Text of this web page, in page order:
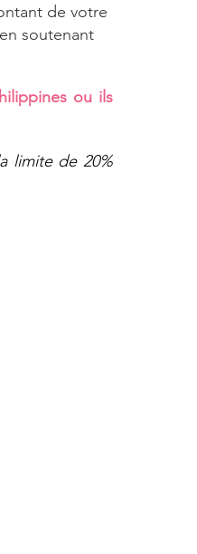
de votre
soutenant
ou ils
limite de 20%